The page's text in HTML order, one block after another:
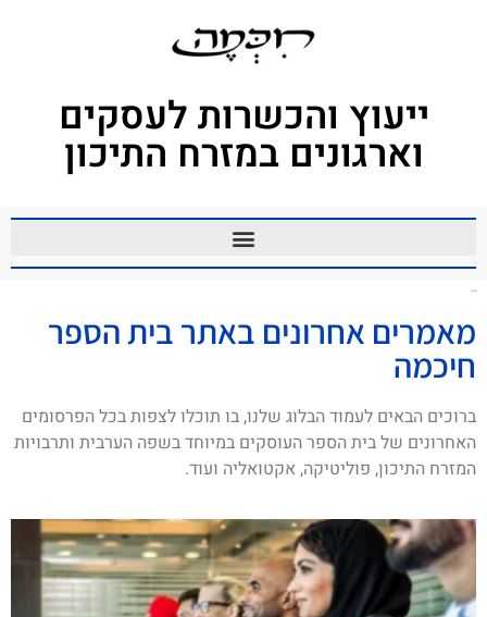
ייעוץ והכשרות לעסקים
וארגונים במזרח התיכון
סידור
מאמרים אחרונים באתר בית הספר
חיכמה
ברוכים הבאים לעמוד הבלוג שלנו, בו תוכלו לצפות בכל הפרסומים
האחרונים של בית הספר העוסקים במיוחד בשפה הערבית ותרבויות
המזרח התיכון, פוליטיקה, אקטואליה ועוד.